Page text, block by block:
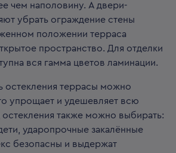
чем наполовину. А двери-
убрать ограждение стены
положении терраса
пространство. Для отделки
вся гамма цветов ламинации.
остекления террасы можно
упрощает и удешевляет всю
также можно выбирать:
ударопрочные закалённые
безопасны и выдержат